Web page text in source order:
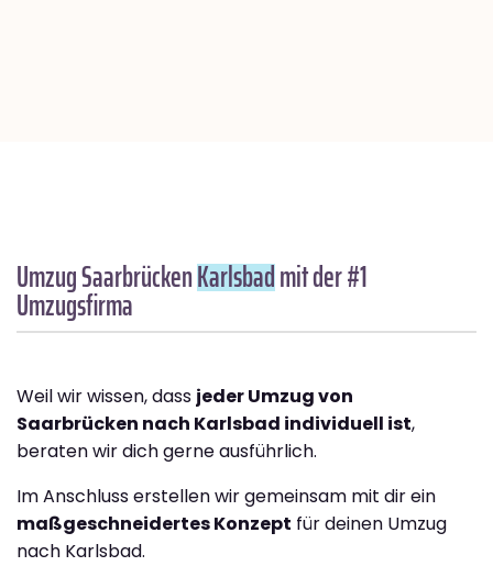
Umzug SaarbrückenKarlsbadmit der #1
Umzugsfirma
Weil wir wissen, dass jeder Umzug von
Saarbrücken nach Karlsbad individuell ist,
beraten wir dich gerne ausführlich.
Im Anschluss erstellen wir gemeinsam mit dir ein
maßgeschneidertes Konzept für deinen Umzug
nach Karlsbad.